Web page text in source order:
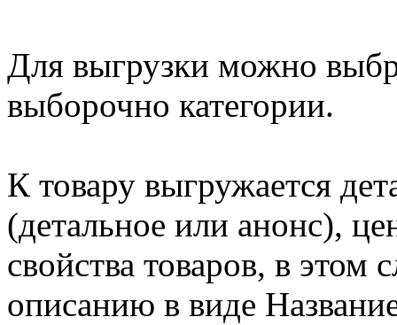
Для выгрузки можно
выборочно категории.
К товару выгружается
(детальное или анонс),
свойства товаров, в этом
описанию в виде